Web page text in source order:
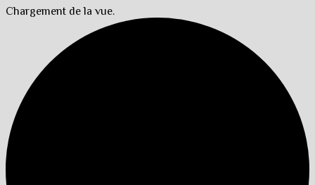
Chargement de la vue.